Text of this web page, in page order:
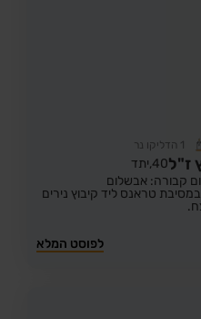
1 הדליקו נר
ז"ל40, יתד
קבורה: אבשלום
טראנס ליד קיבוץ נירים
לפוסט המלא